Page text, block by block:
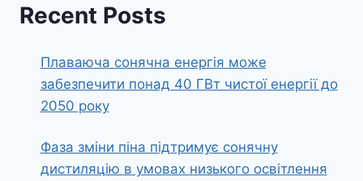
Recent Posts
Плаваюча сонячна енергія може
забезпечити понад 40 ГВт чистої енергії до
2050 року
Фаза зміни піна підтримує сонячну
дистиляцію в умовах низького освітлення